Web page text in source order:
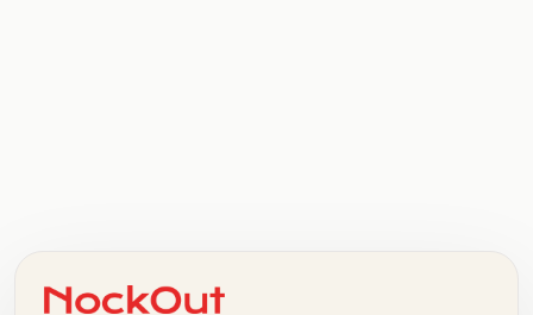
+   .   .   .   .   .   .   .   .   .   +   .   .